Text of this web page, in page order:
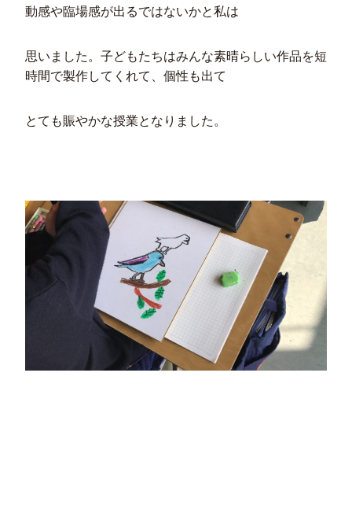
動感や臨場感が出るではないかと私は
思いました。子どもたちはみんな素晴らしい作品を短
時間で製作してくれて、個性も出て
とても賑やかな授業となりました。